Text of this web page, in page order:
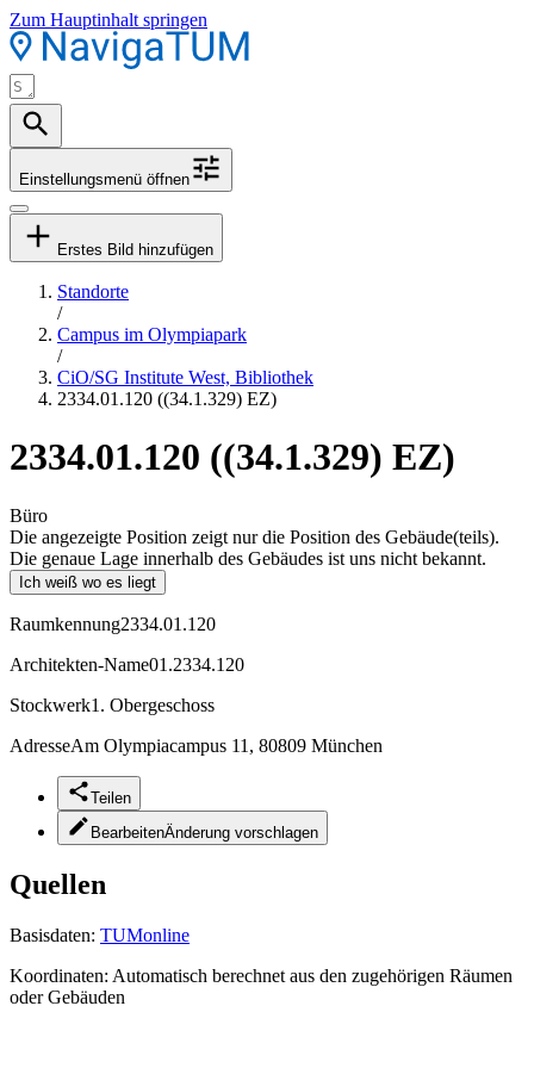
Zum Hauptinhalt springen
Einstellungsmenü öffnen
Erstes Bild hinzufügen
Standorte
/
Campus im Olympiapark
/
CiO/SG Institute West, Bibliothek
2334.01.120 ((34.1.329) EZ)
2334.01.120 ((34.1.329) EZ)
Büro
Die angezeigte Position zeigt nur die Position des Gebäude(teils).
Die genaue Lage innerhalb des Gebäudes ist uns nicht bekannt.
Ich weiß wo es liegt
Raumkennung2334.01.120
Architekten-Name01.2334.120
Stockwerk1. Obergeschoss
AdresseAm Olympiacampus 11, 80809 München
Teilen
BearbeitenÄnderung vorschlagen
Quellen
Basisdaten: TUMonline
Koordinaten: Automatisch berechnet aus den zugehörigen Räumen
oder Gebäuden